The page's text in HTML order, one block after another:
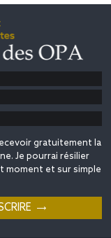
gratuitement la
Je pourrai résilier
moment et sur simple